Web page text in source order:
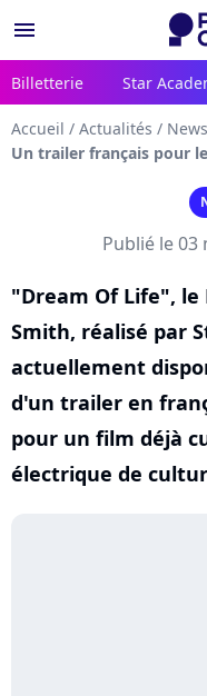
menu
Billetterie Star
Accueil / Actualités /
Un trailer français pour
Publié le 03
"Dream Of Life", le
Smith, réalisé par
actuellement
d'un trailer en
pour un film déjà
électrique de